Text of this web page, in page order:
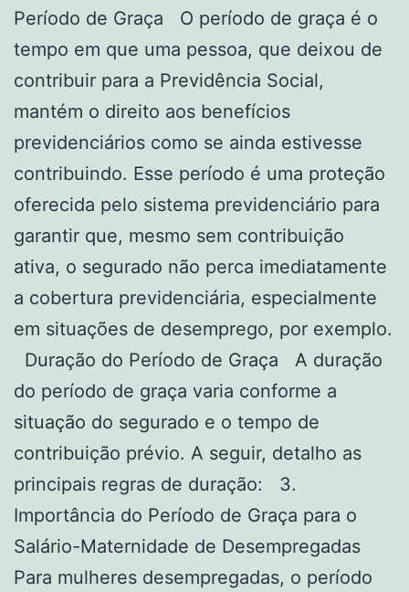
Período de Graça O período de graça é o
tempo em que uma pessoa, que deixou de
contribuir para a Previdência Social,
mantém o direito aos benefícios
previdenciários como se ainda estivesse
contribuindo. Esse período é uma proteção
oferecida pelo sistema previdenciário para
garantir que, mesmo sem contribuição
ativa, o segurado não perca imediatamente
a cobertura previdenciária, especialmente
em situações de desemprego, por exemplo.
Duração do Período de Graça A duração
do período de graça varia conforme a
situação do segurado e o tempo de
contribuição prévio. A seguir, detalho as
principais regras de duração: 3.
Importância do Período de Graça para o
Salário-Maternidade de Desempregadas
Para mulheres desempregadas, o período